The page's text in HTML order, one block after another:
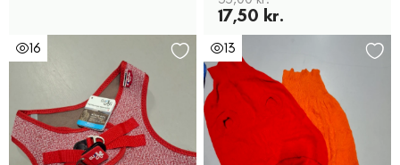
17,50 kr.
16 13